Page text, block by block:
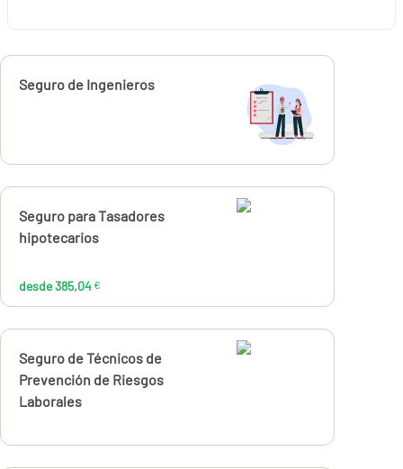
Calcúlalo ahora
Seguro de Ingenieros
Calcúlalo ahora
Seguro para Tasadores
hipotecarios
desde 385,04 €
Calcúlalo ahora
Seguro de Técnicos de
Prevención de Riesgos
Laborales